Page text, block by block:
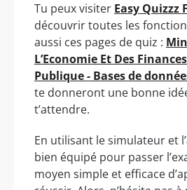
Tu peux visiter Easy Quizzz
découvrir toutes les
aussi ces pages de quiz :
L’Economie Et Des Finances
Publique - Bases de
te donneront une bonne
t’attendre.
En utilisant le simulateur et
bien équipé pour passer
moyen simple et efficace